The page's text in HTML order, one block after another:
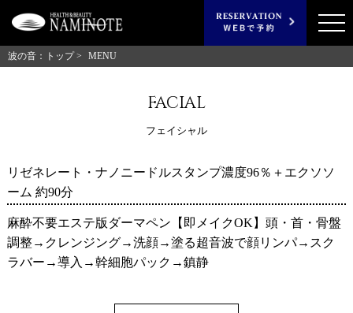
波の音：トップ > MENU
facial
フェイシャル
リゼネレート・ナノニードルスタンプ濃度96％＋エクソソ
ーム 約90分
麻酔不要エステ版ダーマペン【即メイクOK】頭・首・骨盤
調整→クレンジング→洗顔→塗る超音波で顔リンパ→スク
ラバー→導入→幹細胞パック→鎮静